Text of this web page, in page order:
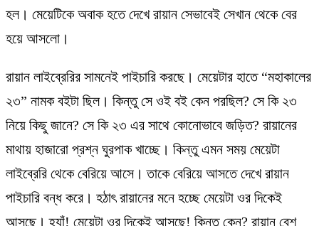
হল। মেয়েটিকে অবাক হতে দেখে রায়ান সেভাবেই সেখান থেকে বের
হয়ে আসলো।
রায়ান লাইব্রেরির সামনেই পাইচারি করছে। মেয়েটার হাতে “মহাকালের
২৩” নামক বইটা ছিল। কিন্তু সে ওই বই কেন পরছিল? সে কি ২৩
নিয়ে কিছু জানে? সে কি ২৩ এর সাথে কোনোভাবে জড়িত? রায়ানের
মাথায় হাজারো প্রশ্ন ঘুরপাক খাচ্ছে। কিন্তু এমন সময় মেয়েটা
লাইব্রেরি থেকে বেরিয়ে আসে। তাকে বেরিয়ে আসতে দেখে রায়ান
পাইচারি বন্ধ করে। হঠাৎ রায়ানের মনে হচ্ছে মেয়েটা ওর দিকেই
আসছে। হ্যাঁ! মেয়েটা ওর দিকেই আসছে! কিন্তু কেন? রায়ান বেশ